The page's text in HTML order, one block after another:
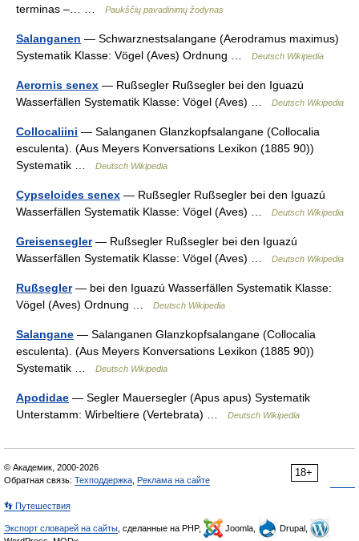
terminas –… …
Paukščių pavadinimų žodynas
Salanganen — Schwarznestsalangane (Aerodramus maximus)
Systematik Klasse: Vögel (Aves) Ordnung …
Deutsch Wikipedia
Aerornis senex — Rußsegler Rußsegler bei den Iguazú
Wasserfällen Systematik Klasse: Vögel (Aves) …
Deutsch Wikipedia
Collocaliini — Salanganen Glanzkopfsalangane (Collocalia
esculenta). (Aus Meyers Konversations Lexikon (1885 90))
Systematik …
Deutsch Wikipedia
Cypseloides senex — Rußsegler Rußsegler bei den Iguazú
Wasserfällen Systematik Klasse: Vögel (Aves) …
Deutsch Wikipedia
Greisensegler— Rußsegler Rußsegler bei den Iguazú
Wasserfällen Systematik Klasse: Vögel (Aves) …
Deutsch Wikipedia
Rußsegler— bei den Iguazú Wasserfällen Systematik Klasse:
Vögel (Aves) Ordnung …
Deutsch Wikipedia
Salangane — Salanganen Glanzkopfsalangane (Collocalia
esculenta). (Aus Meyers Konversations Lexikon (1885 90))
Systematik …
Deutsch Wikipedia
Apodidae — Segler Mauersegler (Apus apus) Systematik
Unterstamm: Wirbeltiere (Vertebrata) …
Deutsch Wikipedia
18+
© Академик, 2000-2026
Обратная связь: Техподдержка Реклама на сайте
👣 Путешествия
Экспорт словарей на сайты , сделанные на PHP, Joomla,
Drupal,